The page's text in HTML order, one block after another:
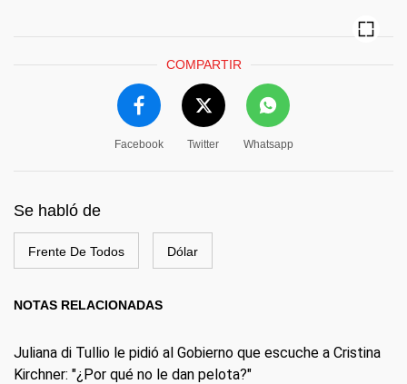
COMPARTIR
Facebook Twitter Whatsapp
Se habló de
Frente De Todos Dólar
NOTAS RELACIONADAS
Juliana di Tullio le pidió al Gobierno que escuche a Cristina
Kirchner: "¿Por qué no le dan pelota?"